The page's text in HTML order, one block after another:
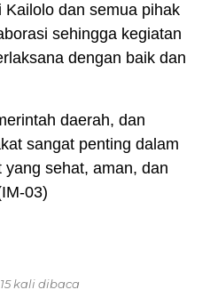
Kailolo dan semua pihak
sehingga kegiatan
dengan baik dan
daerah, dan
sangat penting dalam
sehat, aman, dan
03)
kali dibaca